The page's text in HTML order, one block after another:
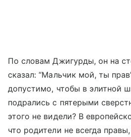
По словам Джигурды, он на
сказал: “Мальчик мой, ты
допустимо, чтобы в элитной
подрались с пятерыми
этого не видели? В
что родители не всегда